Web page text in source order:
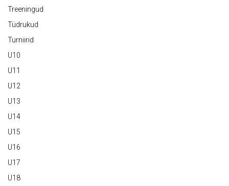
Treeningud
Tüdrukud
Turniirid
U10
U11
U12
U13
U14
U15
U16
U17
U18